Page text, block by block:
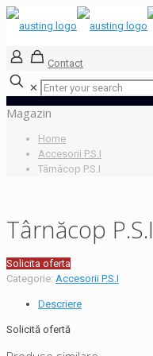
Contact
✕
Magazin
Home
Accesorii P.S.I
Târnăcop P.S.I
Târnăcop P.S.I
Solicita oferta
Categorie: Accesorii P.S.I
Descriere
Solicită ofertă